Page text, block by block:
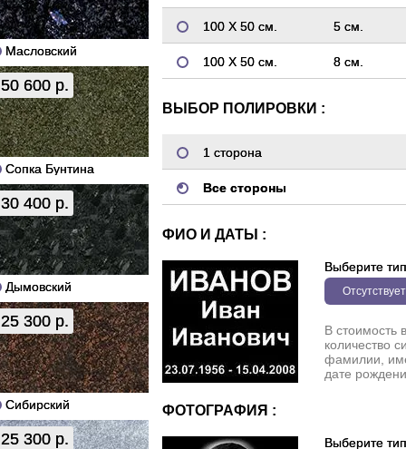
Масловский
50 600 р.
Сопка Бунтина
30 400 р.
Дымовский
25 300 р.
Сибирский
25 300 р.
100 Х 50 см. 5 см.
100 Х 50 см. 8 см.
ВЫБОР ПОЛИРОВКИ :
1 сторона
Все стороны
ФИО И ДАТЫ :
Выберите тип
Отсутствует
В стоимость
количество
фамилии,
дате
ФОТОГРАФИЯ :
Выберите тип